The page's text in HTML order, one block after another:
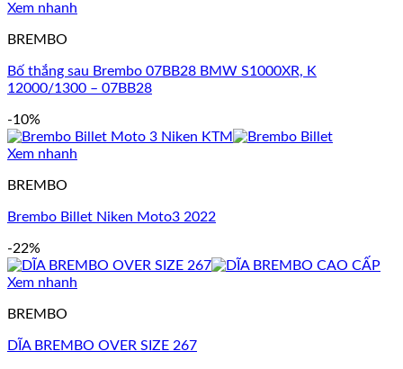
Xem nhanh
BREMBO
Bố thắng sau Brembo 07BB28 BMW S1000XR, K
12000/1300 – 07BB28
-10%
Xem nhanh
BREMBO
Brembo Billet Niken Moto3 2022
-22%
Xem nhanh
BREMBO
DĨA BREMBO OVER SIZE 267